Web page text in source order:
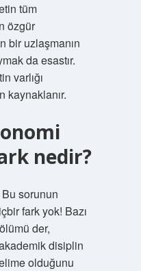
tüm
özgür
bir uzlaşmanın
da esastır.
varlığı
kaynaklanır.
nedir?
sorunun
fark yok! Bazı
der,
disiplin
olduğunu